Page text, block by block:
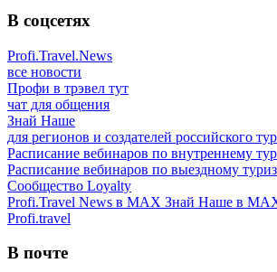
В соцсетях
Profi.Travel.News
все новости
Профи в трэвел тут
чат для общения
Знай Наше
для регионов и создателей российского
Расписание вебинаров по внутреннему
Расписание вебинаров по выездному
Сообщество Loyalty
Profi.Travel News в MAX Знай Наше в
Profi.travel
В почте